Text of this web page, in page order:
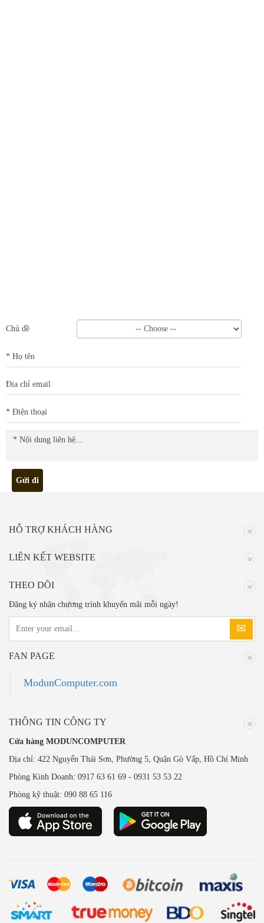
Chủ đề
* Họ tên
Địa chỉ email
* Điện thoại
Gửi đi
HỖ TRỢ KHÁCH HÀNG
LIÊN KẾT WEBSITE
THEO DÕI
Đăng ký nhận chương trình khuyến mãi mỗi ngày!
FAN PAGE
ModunComputer.com
THÔNG TIN CÔNG TY
Cửa hàng MODUNCOMPUTER
Địa chỉ: 422 Nguyển Thái Sơn, Phường 5, Quận Gò Vấp, Hồ Chí Minh
Phòng Kinh Doanh: 0917 63 61 69 - 0931 53 53 22
Phòng kỹ thuật: 090 88 65 116